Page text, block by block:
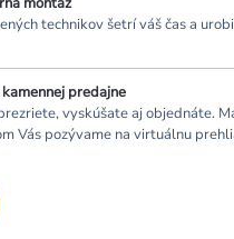
technikov šetrí váš čas a
predajne
vyskúšate aj objednáte.
Vás pozývame na virtuálnu